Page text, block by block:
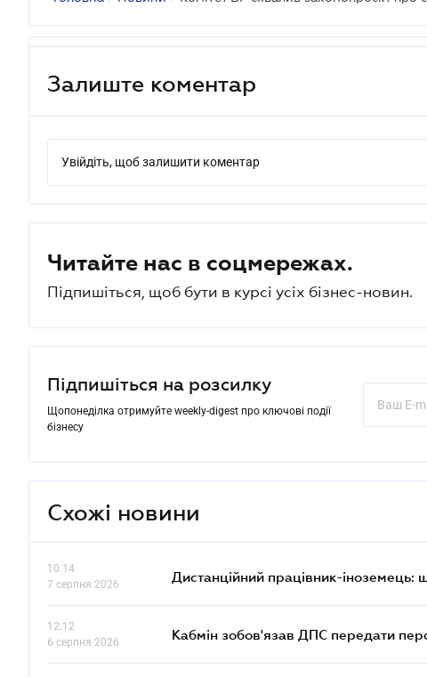
Залиште коментар
Увійдіть, щоб залишити коментар
Читайте нас в соцмережах.
Підпишіться, щоб бути в курсі усіх бізнес-новин.
Підпишіться на розсилку
Щопонеділка отримуйте weekly-digest про ключові події
бізнесу
Схожі новини
10.14
7 серпня 2026
Дистанційний працівник-
12.12
6 серпня 2026
Кабмін зобов'язав ДПС передати